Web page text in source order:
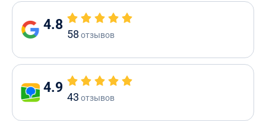
4.8
58 отзывов
4.9
43 отзывов